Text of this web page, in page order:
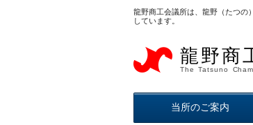
龍野商工会議所は、龍野（たつの
しています。
龍野商
The Tatsuno
当所のご案内